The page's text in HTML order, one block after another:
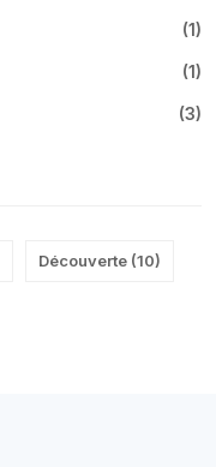
(1 )
(1 )
(3)
Découverte (10)